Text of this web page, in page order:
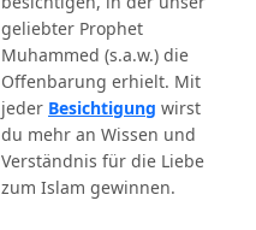
geliebter Prophet
Muhammed (s.a.w.) die
Offenbarung erhielt. Mit
jeder Besichtigung wirst
du mehr an Wissen und
Verständnis für die Liebe
zum Islam gewinnen.